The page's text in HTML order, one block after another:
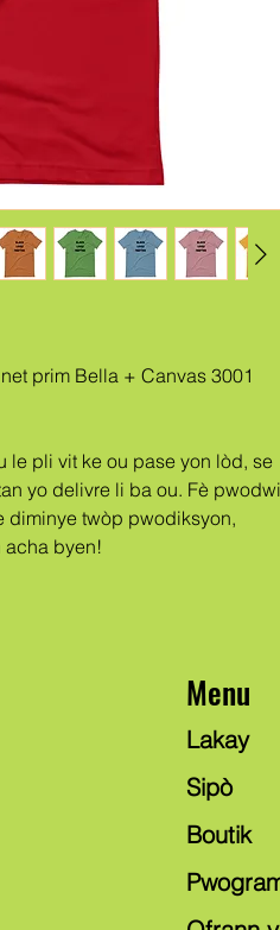
yo delivre li ba ou. Fè pwodwi
diminye twòp pwodiksyon,
acha byen!
Menu
Lakay
Sipò
Boutik